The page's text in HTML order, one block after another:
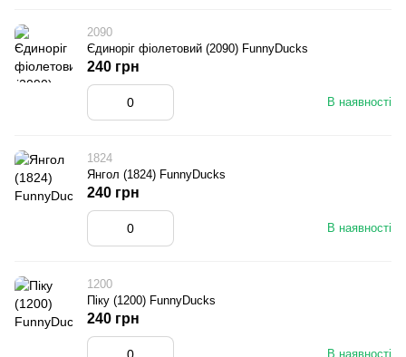
2090
Єдиноріг фіолетовий (2090) FunnyDucks
В наявності
240 грн
1824
Янгол (1824) FunnyDucks
В наявності
240 грн
1200
Піку (1200) FunnyDucks
В наявності
240 грн